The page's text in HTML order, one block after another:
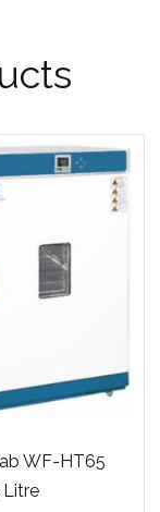
WF-HT65
Litre